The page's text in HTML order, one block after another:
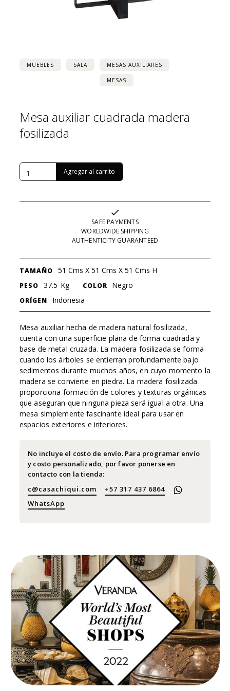
MUEBLES SALA MESAS AUXILIARES
MESAS
Mesa auxiliar cuadrada madera
fosilizada
SAFE PAYMENTS
WORLDWIDE SHIPPING
AUTHENTICITY GUARANTEED
TAMAÑO 51 Cms X 51 Cms X 51 Cms H
PESO 37.5 Kg COLOR Negro
ORÍGEN Indonesia
Mesa auxiliar hecha de madera natural fosilizada,
cuenta con una superficie plana de forma cuadrada y
base de metal cruzada. La madera fosilizada se forma
cuando los árboles se entierran profundamente bajo
sedimentos durante muchos años, en cuyo momento la
madera se convierte en piedra. La madera fosilizada
proporciona formación de colores y texturas orgánicas
que aseguran que ninguna pieza será igual a otra. Una
mesa simplemente fascinante ideal para usar en
espacios exteriores e interiores.
No incluye el costo de envío. Para programar envío
y costo personalizado, por favor ponerse en
contacto con la tienda:
c@casachiqui.com
+57 317 437 6864
WhatsApp